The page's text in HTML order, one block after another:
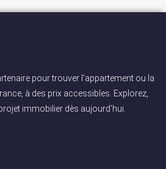
pour trouver l'appartement ou la
à des prix accessibles. Explorez,
immobilier dès aujourd'hui.